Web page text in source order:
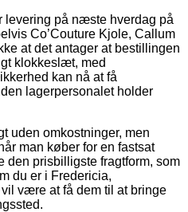
levering på næste hverdag på
Co’Couture Kjole, Callum
at det antager at bestillingen
klokkeslæt, med
kan nå at få
lagerpersonalet holder
uden omkostninger, men
man køber for en fastsat
prisbilligste fragtform, som
du er i Fredericia,
være at få dem til at bringe